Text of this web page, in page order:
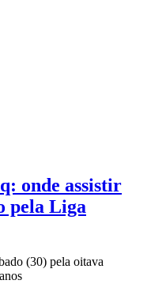
onde assistir
pela Liga
(30) pela oitava